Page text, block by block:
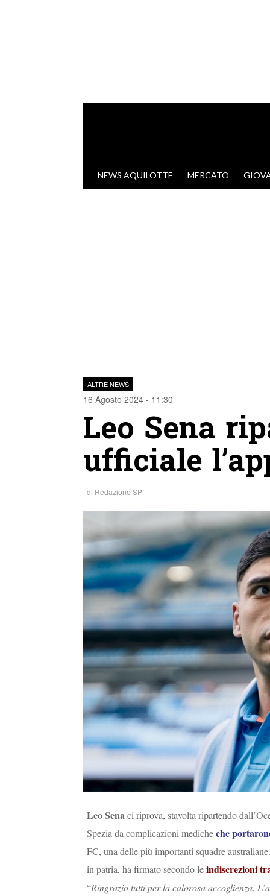
VAI AL CONTENUTO
NEWS AQUILOTTE MERCATO
ALTRE NEWS
16 Agosto 2024 - 11:30
Leo Sena
ufficiale
di Redazione SP
Leo Senaci riprova, stavolta ripartendo
Spezia da complicazioni medicheche
FC, una delle più importanti squadre
in patria, ha firmato secondo leindiscrezioni
“Ringrazio tutti per la calorosa accoglienza.